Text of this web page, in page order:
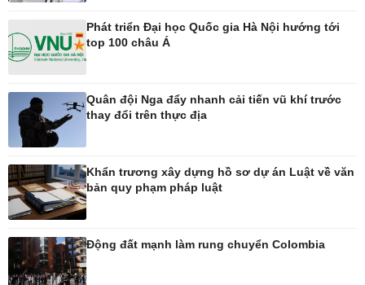
Thế giới
Quan sát
Hồ sơ
Multimedia
Infographic
Kinh tế
Bất động sản
Khởi nghiệp
Tiêu dùng
Xổ số 3 miền
Phát triển Đại học Quốc gia Hà Nội hướng tới
top 100 châu Á
Quân đội Nga đẩy nhanh cải tiến vũ khí trước
thay đổi trên thực địa
Khẩn trương xây dựng hồ sơ dự án Luật về văn
bản quy phạm pháp luật
Động đất mạnh làm rung chuyển Colombia